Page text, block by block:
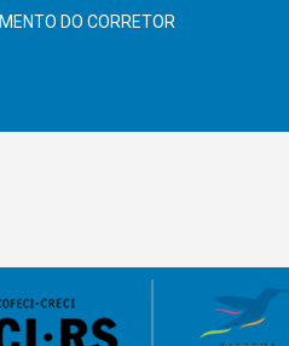
DO CORRETOR